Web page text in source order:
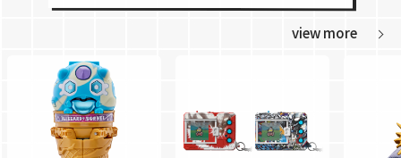
view more